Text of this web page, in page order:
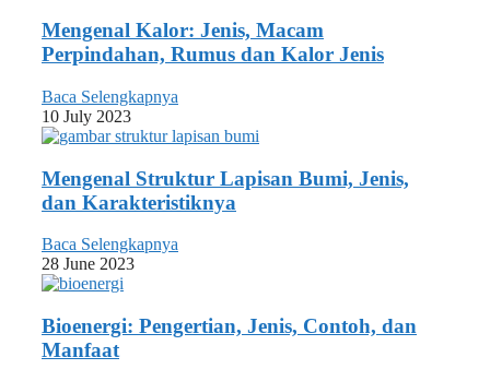
Mengenal Kalor: Jenis, Macam
Perpindahan, Rumus dan Kalor Jenis
Baca Selengkapnya
10 July 2023
Mengenal Struktur Lapisan Bumi, Jenis,
dan Karakteristiknya
Baca Selengkapnya
28 June 2023
Bioenergi: Pengertian, Jenis, Contoh, dan
Manfaat